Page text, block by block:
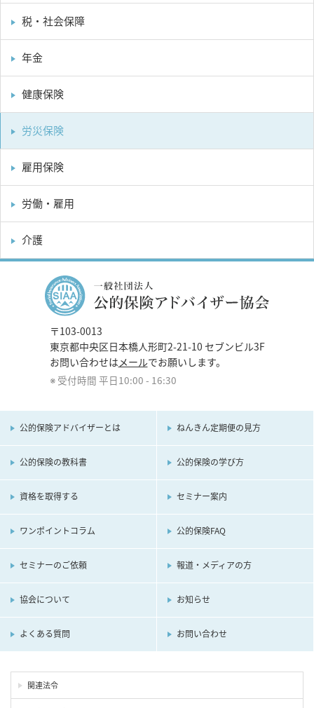
税・社会保障
年金
健康保険
労災保険
雇用保険
労働・雇用
介護
〒103-0013
東京都中央区日本橋人形町2-21-10 セブンビル3F
お問い合わせは メールでお願いします。
受付時間 平日10:00 - 16:30
公的保険アドバイザーとは ねんきん定期便の見方
公的保険の教科書 公的保険の学び方
資格を取得する セミナー案内
ワンポイントコラム 公的保険FAQ
セミナーのご依頼 報道・メディアの方
協会について お知らせ
よくある質問 お問い合わせ
関連法令